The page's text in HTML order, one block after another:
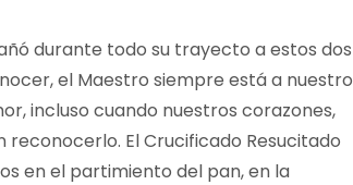
durante todo su trayecto a estos dos
el Maestro siempre está a nuestro
incluso cuando nuestros corazones,
El Crucificado Resucitado
en el partimiento del pan, en la